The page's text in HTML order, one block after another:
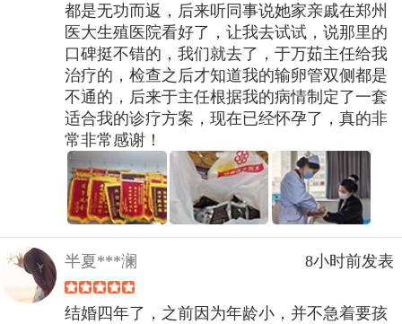
都是无功而返，后来听同事说她家亲戚在郑州
医大生殖医院看好了，让我去试试，说那里的
口碑挺不错的，我们就去了，于万茹主任给我
治疗的，检查之后才知道我的输卵管双侧都是
不通的，后来于主任根据我的病情制定了一套
适合我的诊疗方案，现在已经怀孕了，真的非
常非常感谢！
半夏***澜 8小时前发表
结婚四年了，之前因为年龄小，并不急着要孩